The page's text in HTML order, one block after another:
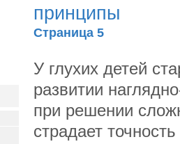
принципы
Страница 5
У глухих детей
развитии
при решении
страдает